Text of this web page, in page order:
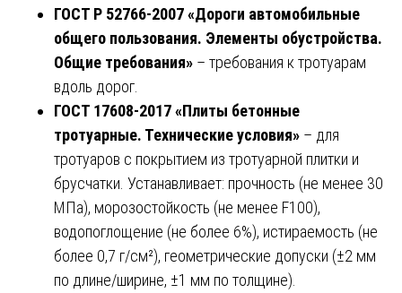
ГОСТ Р 52766-2007 «Дороги автомобильные
общего пользования. Элементы обустройства.
Общие требования» – требования к тротуарам
вдоль дорог.
ГОСТ 17608-2017 «Плиты бетонные
тротуарные. Технические условия» – для
тротуаров с покрытием из тротуарной плитки и
брусчатки. Устанавливает: прочность (не менее 30
МПа), морозостойкость (не менее F100),
водопоглощение (не более 6%), истираемость (не
более 0,7 г/см²), геометрические допуски (±2 мм
по длине/ширине, ±1 мм по толщине).